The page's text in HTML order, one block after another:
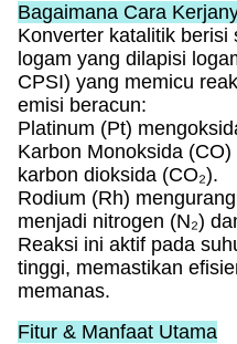
Bagaimana Cara
Konverter katalitik berisi
logam yang dilapisi
CPSI) yang memicu
emisi beracun:
Platinum (Pt)
Karbon Monoksida
karbon dioksida (CO₂).
Rodium (Rh)
menjadi nitrogen (N₂)
Reaksi ini aktif pada
tinggi, memastikan
memanas.
Fitur & Manfaat Utama